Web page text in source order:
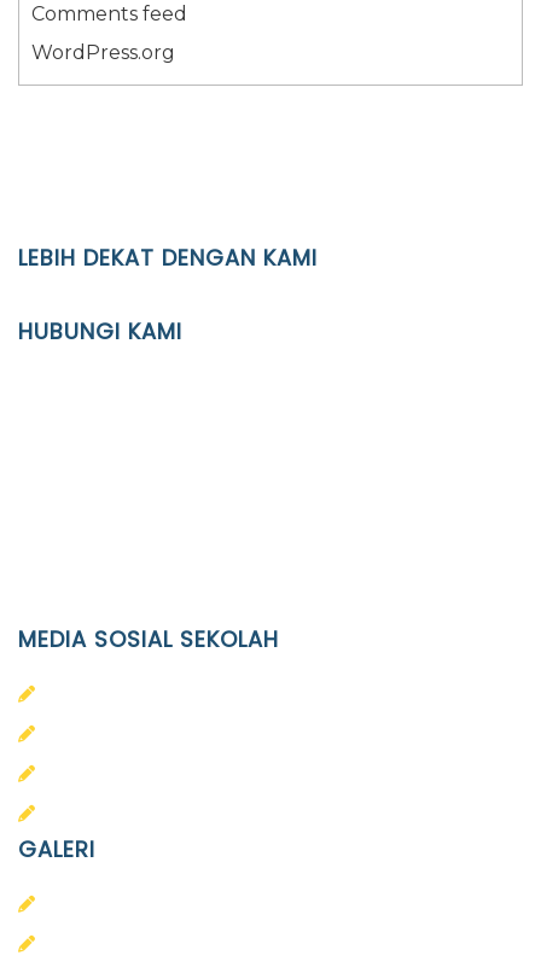
Comments feed
WordPress.org
LEBIH DEKAT DENGAN KAMI
HUBUNGI KAMI
MEDIA SOSIAL SEKOLAH
GALERI